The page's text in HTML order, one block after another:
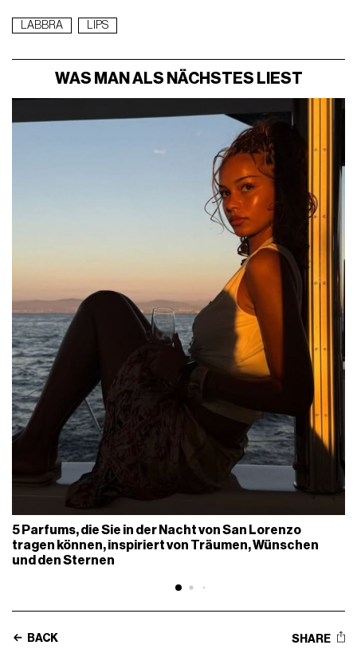
LABBRA LIPS
WAS MAN ALS NÄCHSTES LIEST
5 Parfums, die Sie in der Nacht von San Lorenzo
tragen können, inspiriert von Träumen, Wünschen
und den Sternen
BACK SHARE